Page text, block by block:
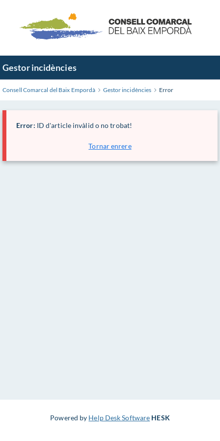
contingut
Gestor incidències
Consell Comarcal del Baix Empordà Gestor incidències Error
Error: ID d'article invàlid o no trobat!
Tornar enrere
Powered by Help Desk Software HESK